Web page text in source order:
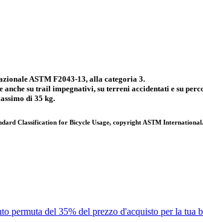
ASTM F2043-13, alla categoria 3.
anche su trail impegnativi, su terreni accidentati e su
di 35 kg.
Classification for Bicycle Usage, copyright ASTM International.
permuta del 35% del prezzo d'acquisto per la tua